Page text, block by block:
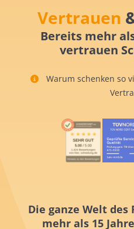
Vertrauen
Bereits mehr
vertrauen
Warum schenken so
Die ganze Welt
mehr als 15